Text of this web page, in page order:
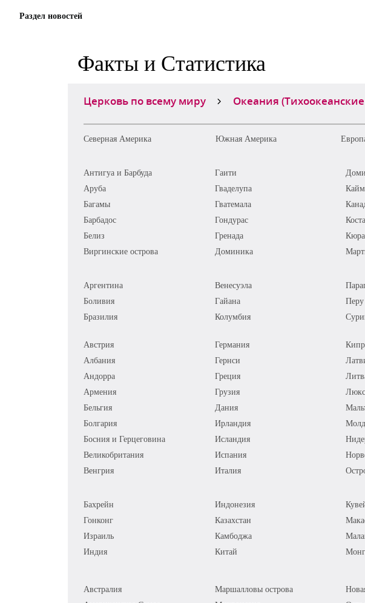
Раздел новостей
Факты и Статистика
Церковь по всему миру Океания
Северная Америка Южная Америка
Антигуа и Барбуда
Аруба
Багамы
Барбадос
Белиз
Виргинские острова
Гаити
Гваделупа
Гватемала
Гондурас
Гренада
Доминика
Аргентина
Боливия
Бразилия
Венесуэла
Гайана
Колумбия
Перу
Австрия
Албания
Андорра
Армения
Бельгия
Болгария
Босния и Герцеговина
Великобритания
Венгрия
Германия
Гернси
Греция
Грузия
Дания
Ирландия
Исландия
Испания
Италия
Кипр
Бахрейн
Гонконг
Израиль
Индия
Индонезия
Казахстан
Камбоджа
Китай
Австралия
Маршалловы острова